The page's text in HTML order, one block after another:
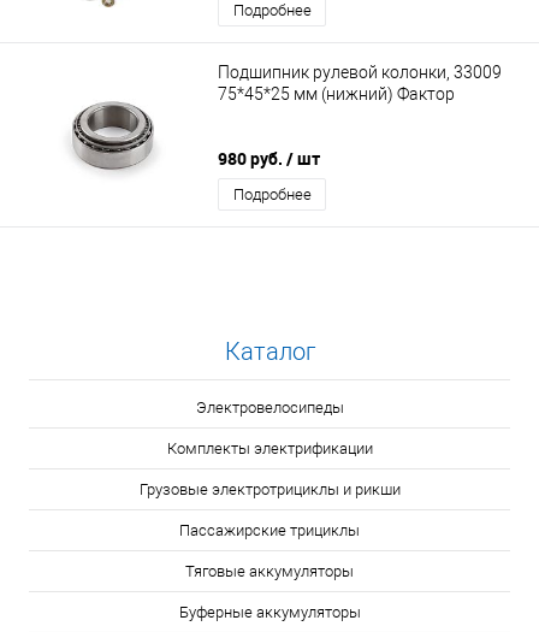
Подробнее
Подшипник рулевой колонки, 33009
75*45*25 мм (нижний) Фактор
980 руб. / шт
Подробнее
Каталог
Электровелосипеды
Комплекты электрификации
Грузовые электротрициклы и рикши
Пассажирские трициклы
Тяговые аккумуляторы
Буферные аккумуляторы